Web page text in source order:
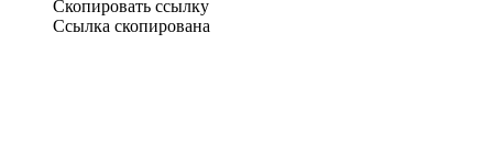
Скопировать ссылку
Ссылка скопирована